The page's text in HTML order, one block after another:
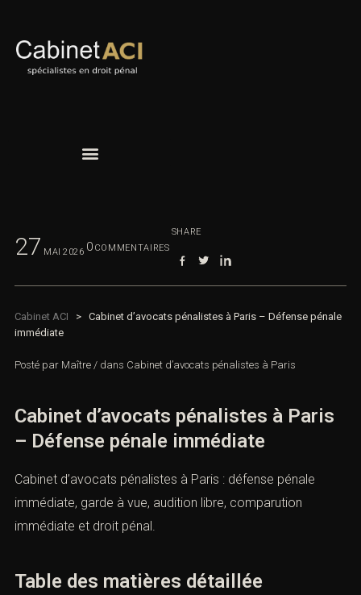
27 MAI 2026 0 COMMENTAIRES
SHARE
Cabinet ACI > Cabinet d’avocats pénalistes à Paris – Défense
pénale immédiate
Posté par Maître / dans Cabinet d’avocats pénalistes à Paris
Cabinet d’avocats pénalistes à Paris
– Défense pénale immédiate
Cabinet d’avocats pénalistes à Paris : défense pénale
immédiate, garde à vue, audition libre, comparution
immédiate et droit pénal.
Table des matières détaillée